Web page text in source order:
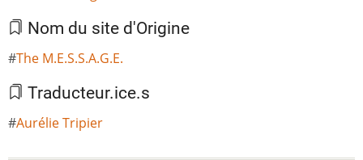
Nom du site d'Origine
The M.E.S.S.A.G.E.
Traducteur.ice.s
Aurélie Tripier